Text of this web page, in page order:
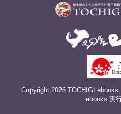
Copyright 2026 TOCHIGI
ebooks 実